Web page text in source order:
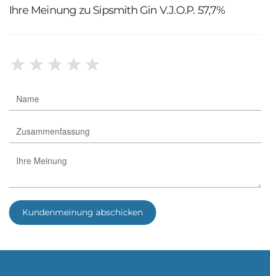
Ihre Meinung zu Sipsmith Gin V.J.O.P. 57,7%
★★★★★
Kundenmeinung abschicken